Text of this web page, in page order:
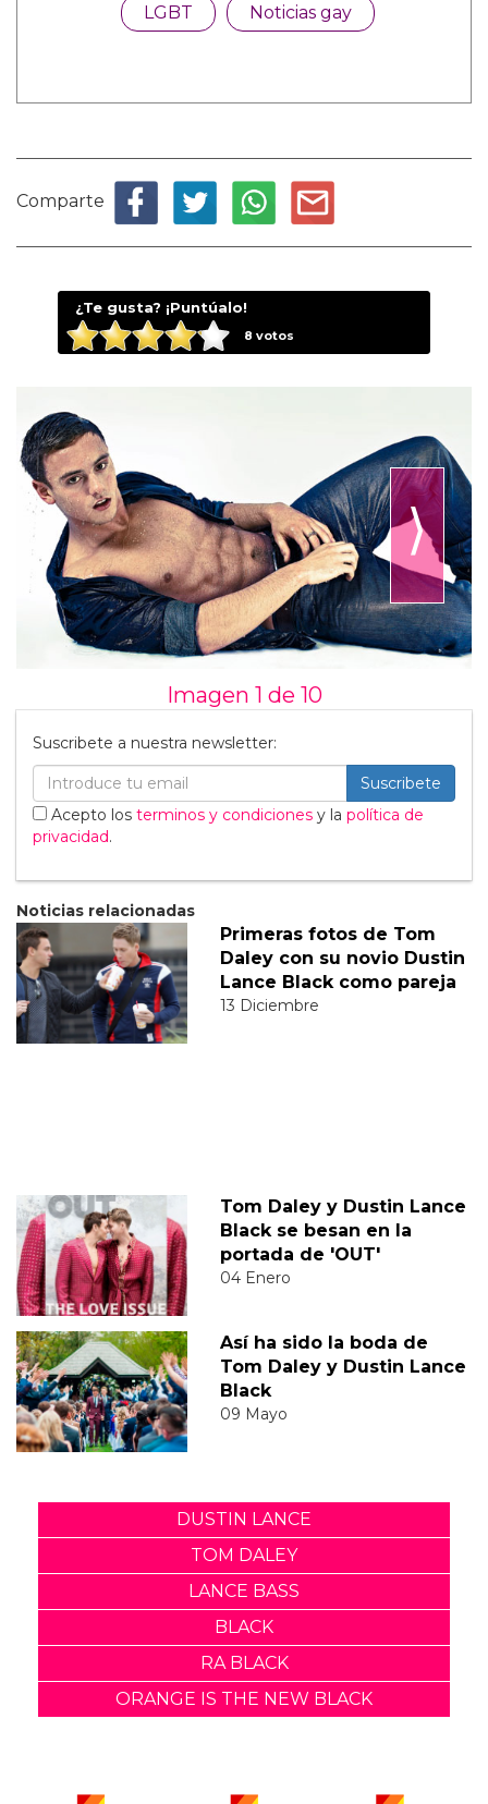
LGBT Noticias gay
Comparte
¿Te gusta? ¡Puntúalo!
8 votos
⟩
Imagen 1 de 10
Suscribete a nuestra newsletter:
Suscribete
Acepto los terminos y condiciones y la política de
privacidad.
Noticias relacionadas
Primeras fotos de Tom
Daley con su novio Dustin
Lance Black como pareja
13 Diciembre
Tom Daley y Dustin Lance
Black se besan en la
portada de 'OUT'
04 Enero
Así ha sido la boda de
Tom Daley y Dustin Lance
Black
09 Mayo
DUSTIN LANCE
TOM DALEY
LANCE BASS
BLACK
RA BLACK
ORANGE IS THE NEW BLACK